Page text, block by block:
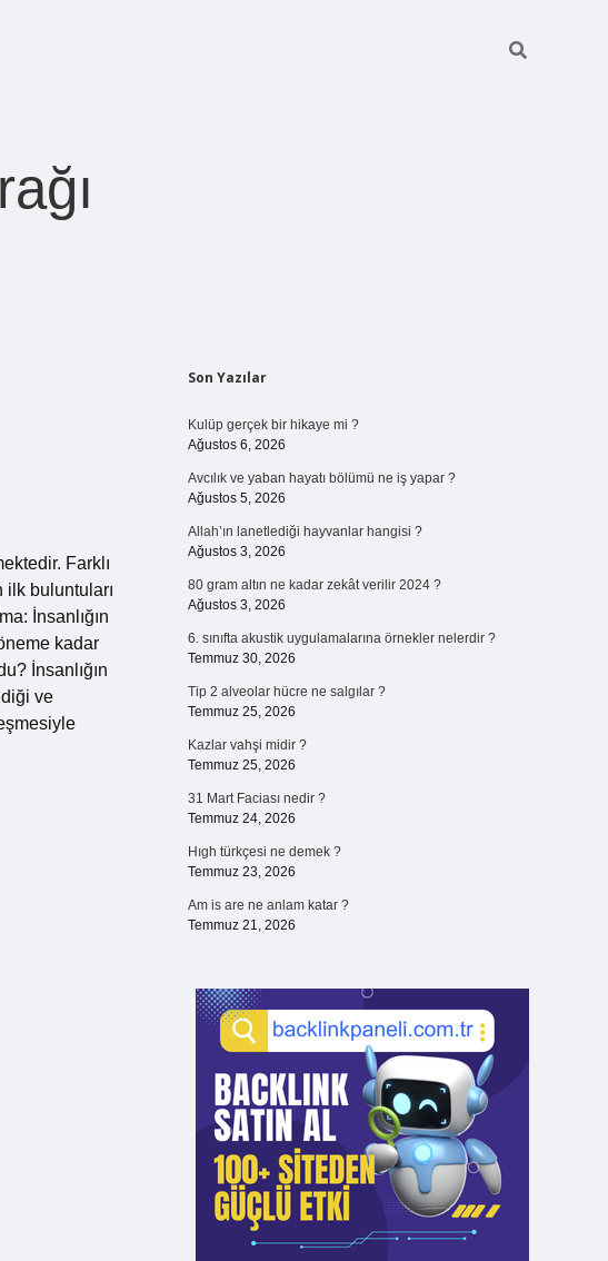
Farklı
buluntuları
İnsanlığın
kadar
İnsanlığın
ve
Sidebar
Son Yazılar
Kulüp gerçek bir hikaye mi ?
Ağustos 6, 2026
Avcılık ve yaban hayatı bölümü ne iş yapar ?
Ağustos 5, 2026
Allah’ın lanetlediği hayvanlar hangisi ?
Ağustos 3, 2026
80 gram altın ne kadar zekât verilir 2024 ?
Ağustos 3, 2026
6. sınıfta akustik uygulamalarına örnekler nelerdir ?
Temmuz 30, 2026
Tip 2 alveolar hücre ne salgılar ?
Temmuz 25, 2026
Kazlar vahşi midir ?
Temmuz 25, 2026
31 Mart Faciası nedir ?
Temmuz 24, 2026
Hıgh türkçesi ne demek ?
Temmuz 23, 2026
Am is are ne anlam katar ?
Temmuz 21, 2026